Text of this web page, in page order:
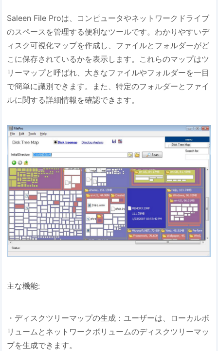
Saleen File Proは、コンピュータやネットワークドライブ
のスペースを管理する便利なツールです。わかりやすいデ
ィスク可視化マップを作成し、ファイルとフォルダーがど
こに保存されているかを表示します。これらのマップはツ
リーマップと呼ばれ、大きなファイルやフォルダーを一目
で簡単に識別できます。また、特定のフォルダーとファイ
ルに関する詳細情報を確認できます。
主な機能:
・ディスクツリーマップの生成：ユーザーは、ローカルボ
リュームとネットワークボリュームのディスクツリーマッ
プを生成できます。